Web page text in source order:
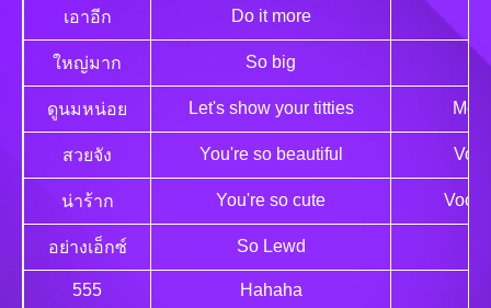
เอาอีก Do it more
ใหญ่มาก So big
ดูนมหน่อย Let's show your titties
สวยจัง You're so beautiful
น่าร้าก You're so cute Você
อย่างเอ็กซ์ So Lewd
555 Hahaha